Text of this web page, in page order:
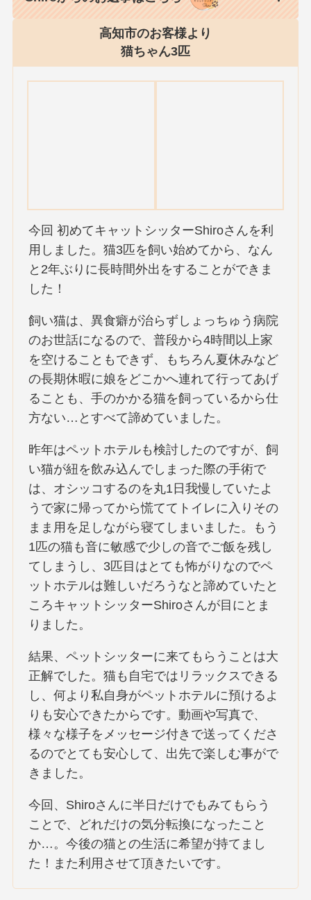
高知市のお客様より
猫ちゃん3匹
今回 初めてキャットシッターShiroさんを利
用しました。猫3匹を飼い始めてから、なん
と2年ぶりに長時間外出をすることができま
した！
飼い猫は、異食癖が治らずしょっちゅう病院
のお世話になるので、普段から4時間以上家
を空けることもできず、もちろん夏休みなど
の長期休暇に娘をどこかへ連れて行ってあげ
ることも、手のかかる猫を飼っているから仕
方ない…とすべて諦めていました。
昨年はペットホテルも検討したのですが、飼
い猫が紐を飲み込んでしまった際の手術で
は、オシッコするのを丸1日我慢していたよ
うで家に帰ってから慌ててトイレに入りその
まま用を足しながら寝てしまいました。もう
1匹の猫も音に敏感で少しの音でご飯を残し
てしまうし、3匹目はとても怖がりなのでペ
ットホテルは難しいだろうなと諦めていたと
ころキャットシッターShiroさんが目にとま
りました。
結果、ペットシッターに来てもらうことは大
正解でした。猫も自宅ではリラックスできる
し、何より私自身がペットホテルに預けるよ
りも安心できたからです。動画や写真で、
様々な様子をメッセージ付きで送ってくださ
るのでとても安心して、出先で楽しむ事がで
きました。
今回、Shiroさんに半日だけでもみてもらう
ことで、どれだけの気分転換になったこと
か…。今後の猫との生活に希望が持てまし
た！また利用させて頂きたいです。